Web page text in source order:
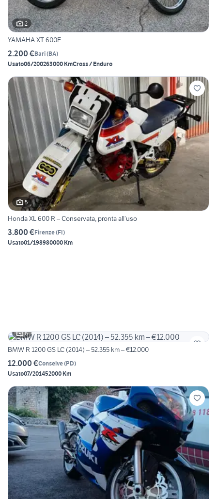
2
YAMAHA XT 600E
2.200 €Bari(BA)
Usato06/200263000 KmCross / Enduro
5
Honda XL 600 R – Conservata, pronta all’uso
3.800 €Firenze(FI)
Usato01/198980000 Km
6
BMW R 1200 GS LC (2014) – 52.355 km – €12.000
12.000 €Conselve(PD)
Usato07/201452000 Km